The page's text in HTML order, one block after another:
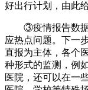
好出行计划，由此
③疫情报告数据
应热点问题。下一
直报为主体，各个
种形式的监测，例
医院，还可以在一